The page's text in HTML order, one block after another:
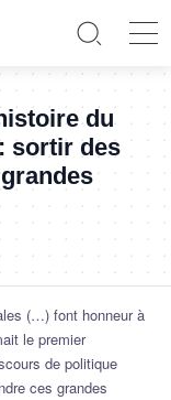
du
sortir des
(…) font honneur à
le premier
de politique
ces grandes